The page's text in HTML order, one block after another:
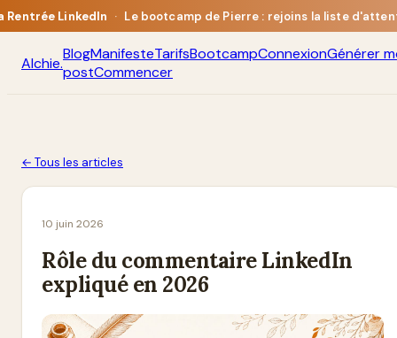
Rentrée LinkedIn · Le bootcamp de Pierre : rejoins la liste
Alchie.BlogManifesteTarifsBootcampConnexionGénérer
postCommencer
← Tous les articles
10 juin 2026
Rôle du commentaire LinkedIn
expliqué en 2026